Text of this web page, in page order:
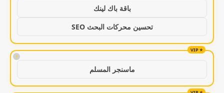
باقة باك لينك
تحسين محركات البحث SEO
!
ماسنجر المسلم